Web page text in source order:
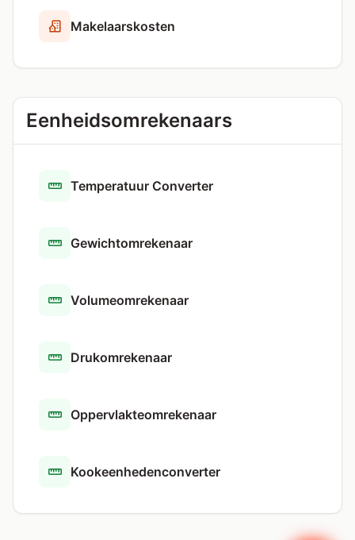
Makelaarskosten
Eenheidsomrekenaars
Temperatuur Converter
Gewichtomrekenaar
Volumeomrekenaar
Drukomrekenaar
Oppervlakteomrekenaar
Kookeenhedenconverter